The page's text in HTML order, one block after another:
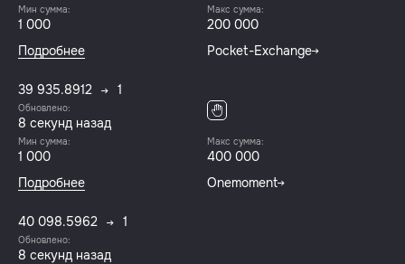
Мин сумма:
1 000
Макс сумма:
200 000
Подробнее
Pocket-Exchange
39 935.8912 1
Обновлено:
8 секунд назад
Мин сумма:
1 000
Макс сумма:
400 000
Подробнее
Onemoment
40 098.5962 1
Обновлено:
8 секунд назад